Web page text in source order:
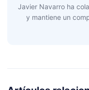
Javier Navarro ha
y mantiene un